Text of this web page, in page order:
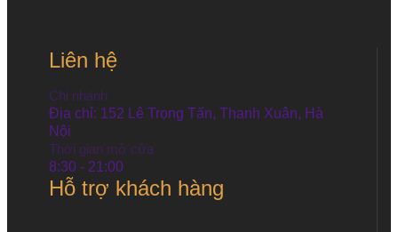
Liên hệ
Chi nhánh
Địa chỉ: 152 Lê Trọng Tấn, Thanh Xuân, Hà
Nội
Thời gian mở cửa
8:30 - 21:00
Hỗ trợ khách hàng